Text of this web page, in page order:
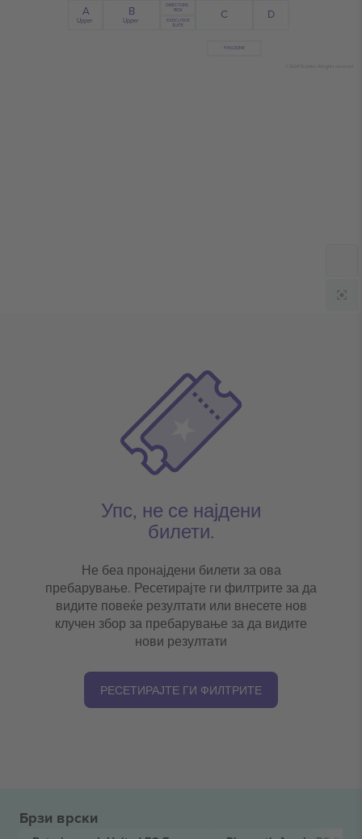
DIRECTORS
BOX
EXECUTIVE
SUITE
A
Upper
B
Upper C D
FAN ZONE
Упс, не се најдени
билети.
Не беа пронајдени билети за ова
пребарување. Ресетирајте ги филтрите за да
видите повеќе резултати или внесете нов
клучен збор за пребарување за да видите
нови резултати
РЕСЕТИРАЈТЕ ГИ ФИЛТРИТЕ
Брзи врски